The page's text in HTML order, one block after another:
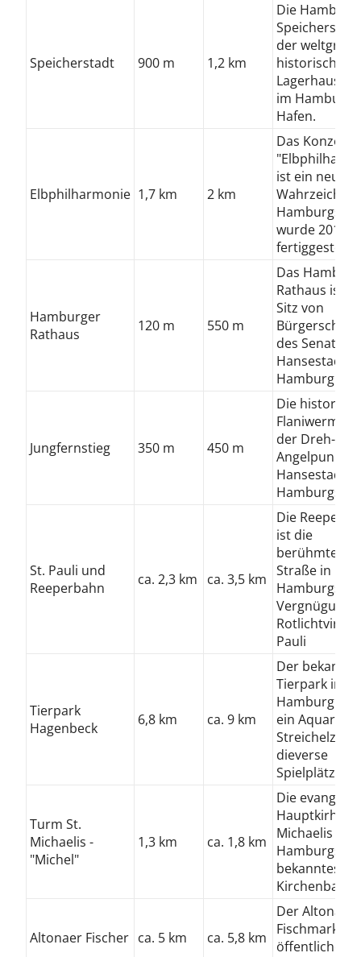
Speicherstadt 900 m 1,2 km
Die
der
historische
im
Hafen.
Elbphilharmonie 1,7 km 2 km
Das
ist ein neues
Wahrzeichen
Hamburgs
wurde 2016
fertiggestellt.
Hamburger
Rathaus
120 m 550 m
Das
Rathaus ist
Sitz von
Bürgerschaft
des Senats
Hansestadt
Hamburg
Jungfernstieg 350 m 450 m
Die
der Dreh-
Angelpunkt
Hansestadt
Hamburgs
St. Pauli und
Reeperbahn
ca. 2,3 km ca. 3,5 km
Die
ist die
berühmteste
Straße in
Hamburgs
Rotlichtvirtel
Pauli
Tierpark
Hagenbeck
6,8 km ca. 9 km
Der bekannte
Tierpark in
Hamburg
ein Aquarium,
Streichelzoo
dieverse
Spielplätze.
Turm St.
Michaelis -
"Michel"
1,3 km ca. 1,8 km
Die
Hauptkirhe
Michaelis ist
Hamburgs
bekanntester
Kirchenbau.
Altonaer Fischer ca. 5 km ca. 5,8 km
Der Altonaer
Fischmarkt
öffentlicher